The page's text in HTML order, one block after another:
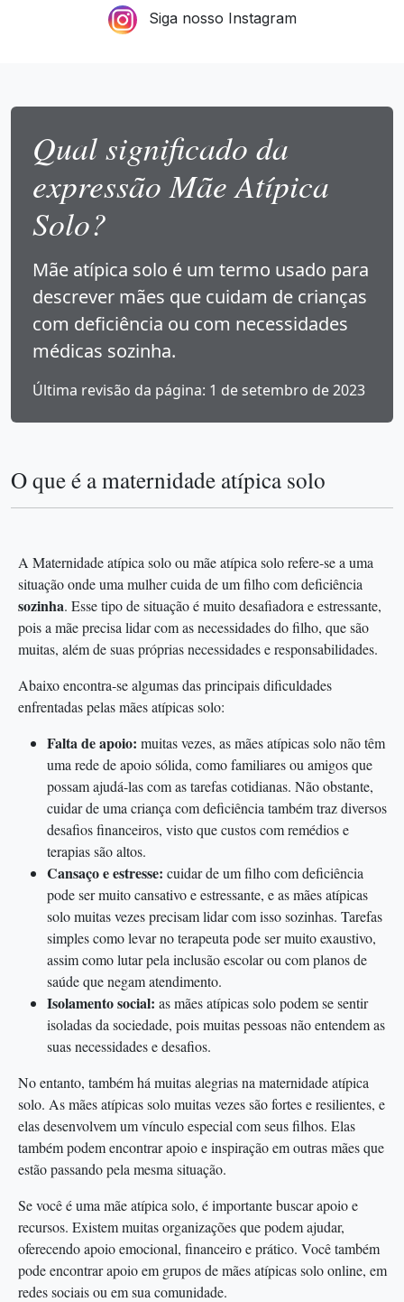
Siga nosso Instagram
Qual significado da
expressão Mãe Atípica
Solo?
Mãe atípica solo é um termo usado para
descrever mães que cuidam de crianças
com deficiência ou com necessidades
médicas sozinha.
Última revisão da página: 1 de setembro de 2023
O que é a maternidade atípica solo
A Maternidade atípica solo ou mãe atípica solo refere-se a uma
situação onde uma mulher cuida de um filho com deficiência
sozinha. Esse tipo de situação é muito desafiadora e estressante,
pois a mãe precisa lidar com as necessidades do filho, que são
muitas, além de suas próprias necessidades e responsabilidades.
Abaixo encontra-se algumas das principais dificuldades
enfrentadas pelas mães atípicas solo:
Falta de apoio: muitas vezes, as mães atípicas solo não têm
uma rede de apoio sólida, como familiares ou amigos que
possam ajudá-las com as tarefas cotidianas. Não obstante,
cuidar de uma criança com deficiência também traz diversos
desafios financeiros, visto que custos com remédios e
terapias são altos.
Cansaço e estresse: cuidar de um filho com deficiência
pode ser muito cansativo e estressante, e as mães atípicas
solo muitas vezes precisam lidar com isso sozinhas. Tarefas
simples como levar no terapeuta pode ser muito exaustivo,
assim como lutar pela inclusão escolar ou com planos de
saúde que negam atendimento.
Isolamento social: as mães atípicas solo podem se sentir
isoladas da sociedade, pois muitas pessoas não entendem as
suas necessidades e desafios.
No entanto, também há muitas alegrias na maternidade atípica
solo. As mães atípicas solo muitas vezes são fortes e resilientes, e
elas desenvolvem um vínculo especial com seus filhos. Elas
também podem encontrar apoio e inspiração em outras mães que
estão passando pela mesma situação.
Se você é uma mãe atípica solo, é importante buscar apoio e
recursos. Existem muitas organizações que podem ajudar,
oferecendo apoio emocional, financeiro e prático. Você também
pode encontrar apoio em grupos de mães atípicas solo online, em
redes sociais ou em sua comunidade.